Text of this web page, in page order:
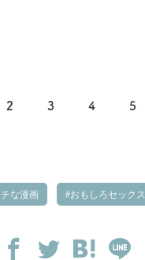
2 3 4 5
な漫画 おもしろセックス